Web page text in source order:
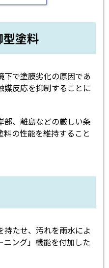
塗料
下で塗膜劣化の原因であ
媒反応を抑制することに
部、離島などの厳しい条
の性能を維持すること
たせ、汚れを雨水によ
ニング」機能を付加した